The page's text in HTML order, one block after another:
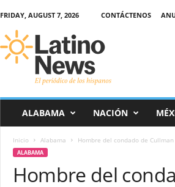
FRIDAY, AUGUST 7, 2026 CONTÁCTENOS
ALABAMA NACIÓN
Inicio Alabama Hombre del condado de
ALABAMA
Hombre del